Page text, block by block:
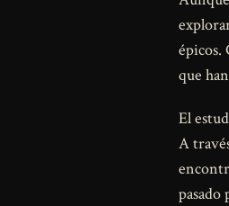
épicos.
que
El
A